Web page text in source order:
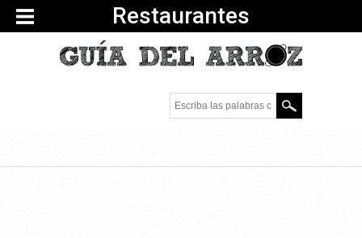
Restaurantes
Escriba las palabras
clave.